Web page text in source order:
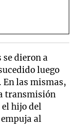
dieron a
luego
las mismas,
transmisión
el hijo del
al